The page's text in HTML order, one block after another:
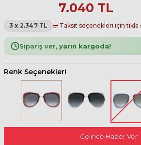
7.040 TL
3 x 2.347 TL Taksit seçenekleri için tıkla
Sipariş ver, yarın kargoda!
Renk Seçenekleri
Gelince Haber Ver